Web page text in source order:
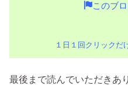
このブ
１日１回クリックだ
最後まで読んでいただきあ